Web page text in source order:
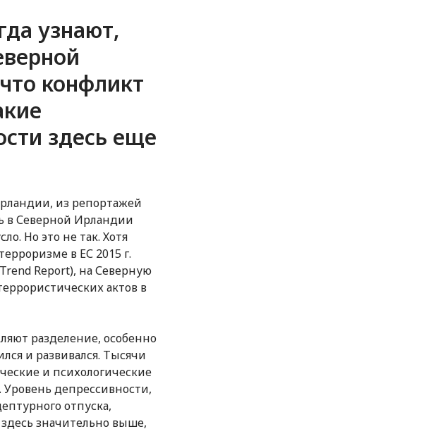
узнают,
конфликт
здесь еще
из репортажей
в Северной Ирландии
Но это не так. Хотя
в ЕС 2015 г.
Report), на Северную
актов в
разделение, особенно
и развивался. Тысячи
и психологические
Уровень депрессивности,
отпуска,
значительно выше,